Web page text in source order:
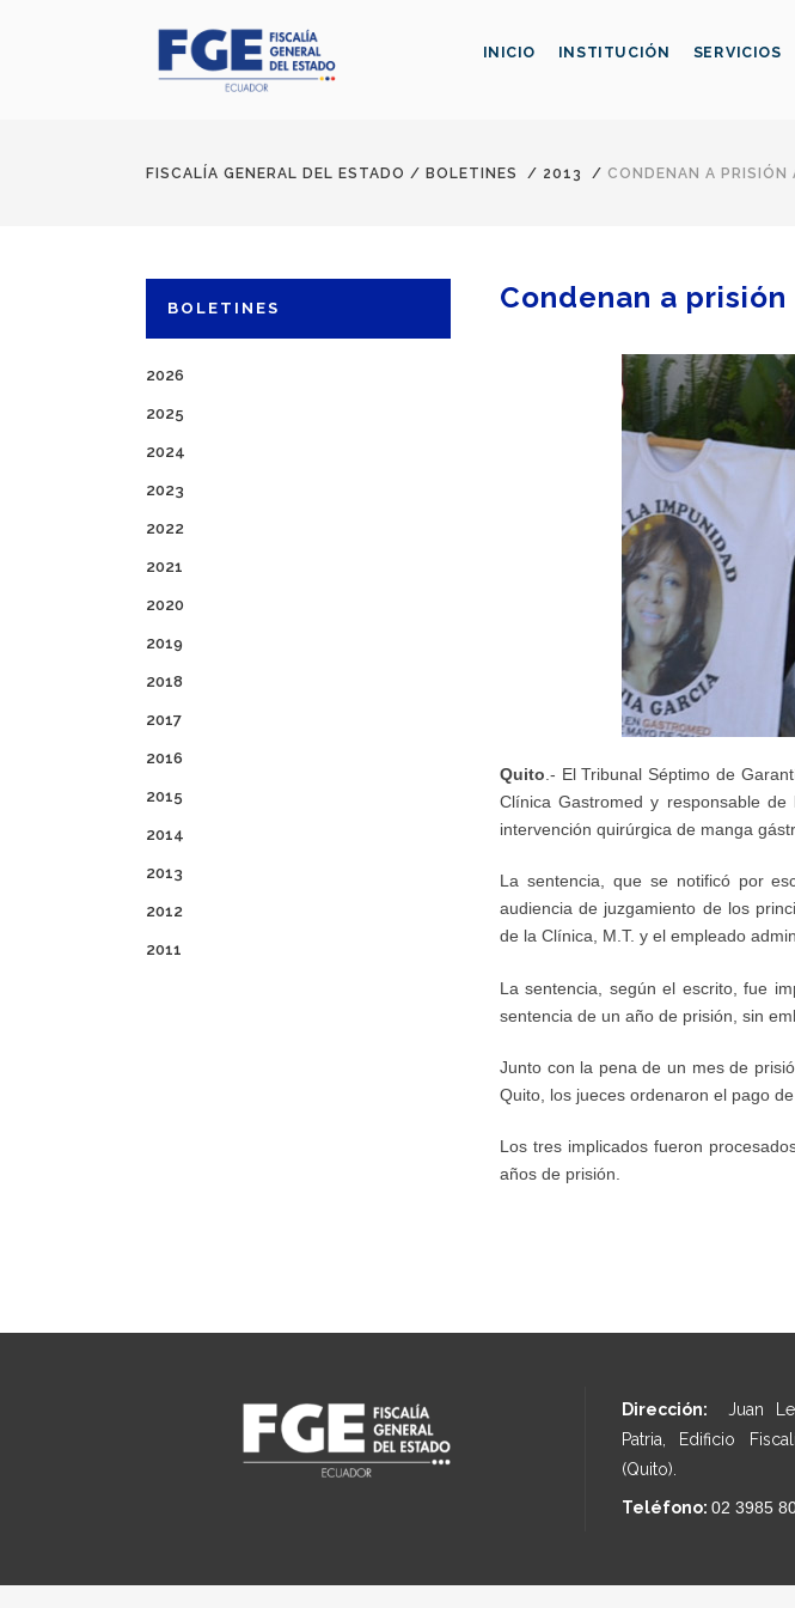
INICIO INSTITUCIÓN SERVICIOS
FISCALÍA GENERAL DEL ESTADO / BOLETINES / 2013 / CONDENAN A PRISIÓN
BOLETINES
2026
2025
2024
2023
2022
2021
2020
2019
2018
2017
2016
2015
2014
2013
2012
2011
Condenan a
Quito .- El Tribunal Séptimo de
Clínica Gastromed y responsable
intervención quirúrgica de manga
La sentencia, que se notificó por
audiencia de juzgamiento de los
de la Clínica, M.T. y el empleado
La sentencia, según el escrito, fue
sentencia de un año de prisión, sin
Junto con la pena de un mes de
Quito, los jueces ordenaron el pago
Los tres implicados fueron
años de prisión.
Dirección: Juan
Patria, Edificio
(Quito).
Teléfono: 02 3985